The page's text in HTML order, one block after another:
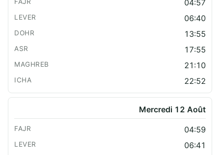
04:57
06:40
13:55
17:55
21:10
22:52
Mercredi 12 Août
04:59
06:41